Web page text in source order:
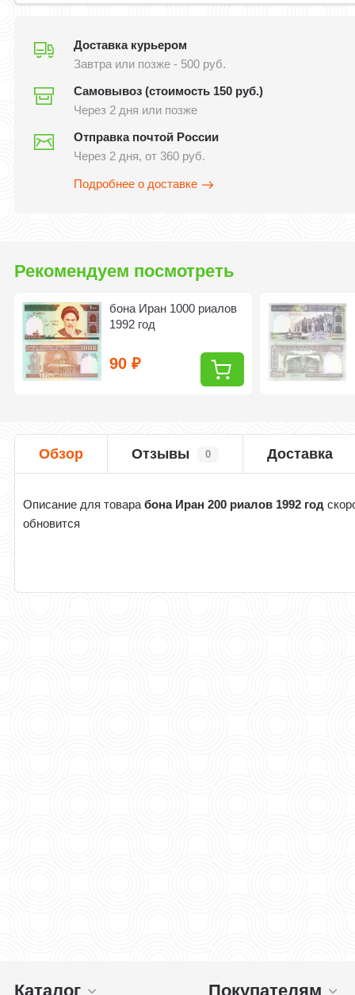
Доставка курьером
Завтра или позже - 500 руб.
Самовывоз (стоимость 150 руб.)
Через 2 дня или позже
Отправка почтой России
Через 2 дня, от 360 руб.
Подробнее о доставке
Рекомендуем посмотреть
бона Иран 1000 риалов
1992 год
90₽
Обзор Отзывы 0 Доставка
Описание для товарабона Иран 200 риалов 1992 год
обновится
Каталог Покупателям